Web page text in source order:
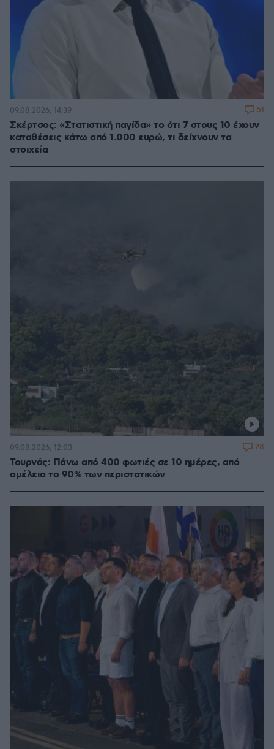
Σκέρτσος: «Στατιστική παγίδα» το ότι 7 στους 10 έχουν
καταθέσεις κάτω από 1.000 ευρώ, τι δείχνουν τα
στοιχεία
09.08.2026, 14:39 51
Τουρνάς: Πάνω από 400 φωτιές σε 10 ημέρες, από
αμέλεια το 90% των περιστατικών
09.08.2026, 12:03 28